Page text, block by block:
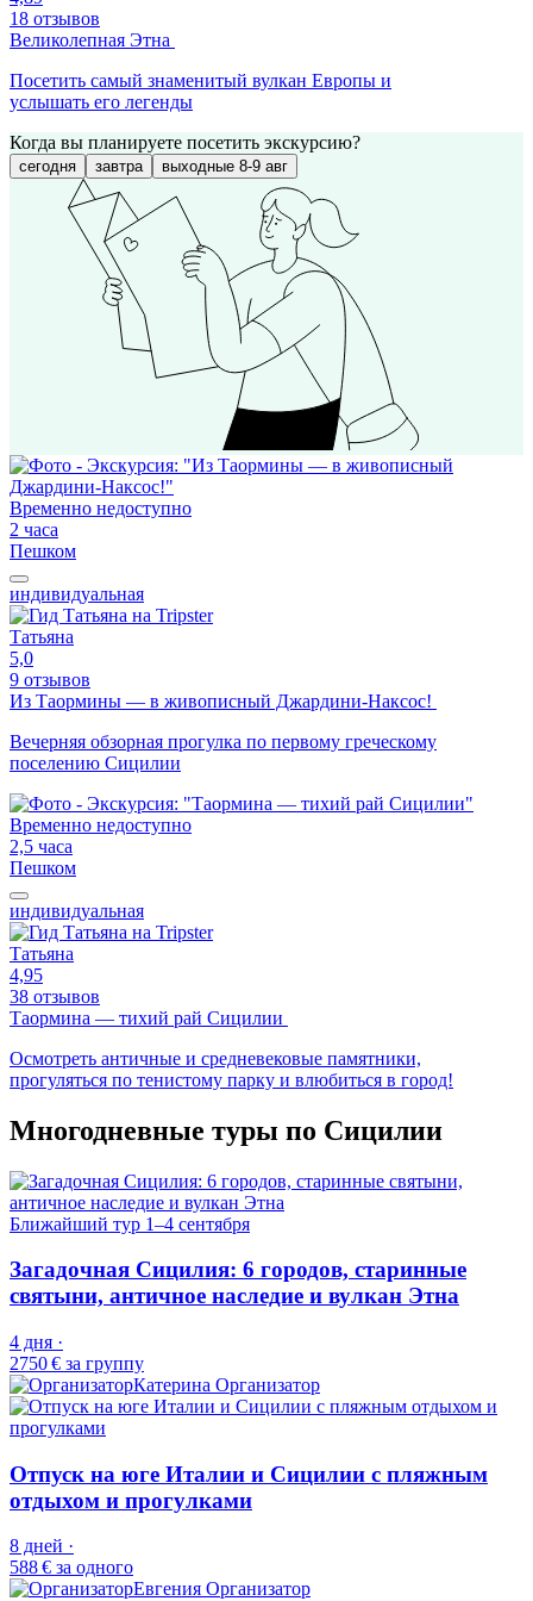
18 отзывов
Великолепная Этна
Посетить самый знаменитый вулкан Европы и
услышать его легенды
Когда вы планируете посетить экскурсию?
сегодня завтра выходные 8-9 авг
Временно недоступно
2 часа
Пешком
индивидуальная
Татьяна
5,0
9 отзывов
Из Таормины — в живописный Джардини-Наксос!
Вечерняя обзорная прогулка по первому греческому
поселению Сицилии
Временно недоступно
2,5 часа
Пешком
индивидуальная
Татьяна
4,95
38 отзывов
Таормина — тихий рай Сицилии
Осмотреть античные и средневековые памятники,
прогуляться по тенистому парку и влюбиться в город!
Многодневные туры по Сицилии
Ближайший тур 1–4 сентября
Загадочная Сицилия: 6 городов, старинные
святыни, античное наследие и вулкан Этна
4 дня ·
2750 € за группу
Катерина Организатор
Отпуск на юге Италии и Сицилии с пляжным
отдыхом и прогулками
8 дней ·
588 € за одного
Евгения Организатор